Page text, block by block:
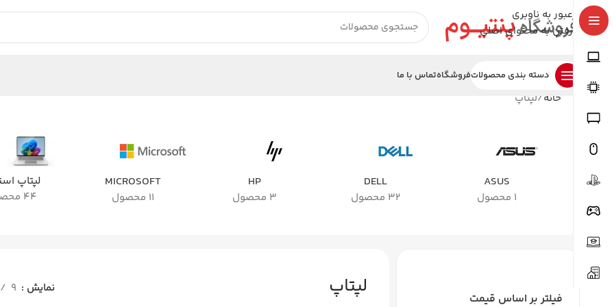
عبور به ناوبری
رفتن به محتوای اصلی
دسته بندی محصولاتفروشگاهتماس با ما
خانه لپتاپ
ASUS
1 محصول
DELL
32 محصول
HP
3 محصول
MICROSOFT
11 محصول
لپتاپ
44 محصول
فیلتر بر اساس قیمت لپتاپ نمایش 9